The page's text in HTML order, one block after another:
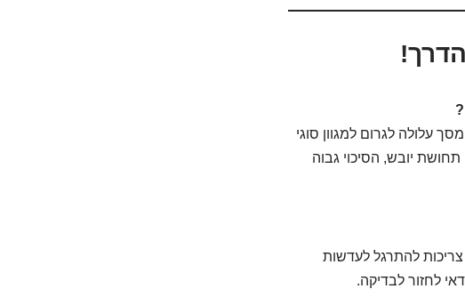
עלולה לגרום למגוון סוגי
יובש, הסיכוי גבוה
להתרגל לעדשות
לחזור לבדיקה.